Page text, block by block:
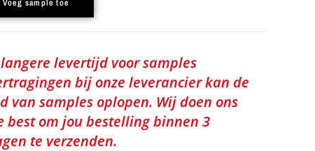
Voeg sample toe
levertijd voor samples
bij onze leverancier kan de
van samples oplopen. Wij doen ons
best om jou bestelling binnen 3
te verzenden.